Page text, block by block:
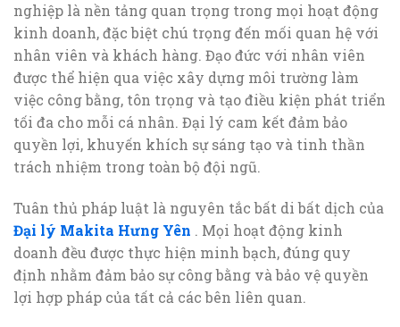
nghiệp là nền tảng quan trọng trong mọi hoạt động
kinh doanh, đặc biệt chú trọng đến mối quan hệ với
nhân viên và khách hàng. Đạo đức với nhân viên
được thể hiện qua việc xây dựng môi trường làm
việc công bằng, tôn trọng và tạo điều kiện phát triển
tối đa cho mỗi cá nhân. Đại lý cam kết đảm bảo
quyền lợi, khuyến khích sự sáng tạo và tinh thần
trách nhiệm trong toàn bộ đội ngũ.
Tuân thủ pháp luật là nguyên tắc bất di bất dịch của
Đại lý Makita Hưng Yên . Mọi hoạt động kinh
doanh đều được thực hiện minh bạch, đúng quy
định nhằm đảm bảo sự công bằng và bảo vệ quyền
lợi hợp pháp của tất cả các bên liên quan.